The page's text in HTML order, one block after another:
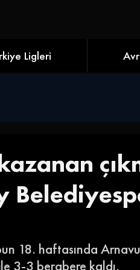
Ligleri
18. haftasında
3-3 berabere kaldı.